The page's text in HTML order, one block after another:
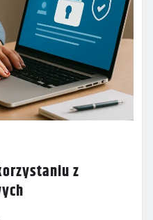
z